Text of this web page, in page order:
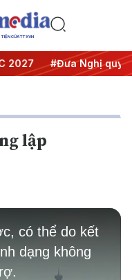
TIỆN CỦA TTXVN
2027 #Đưa Nghị quyết
lập
có thể do kết
dạng không